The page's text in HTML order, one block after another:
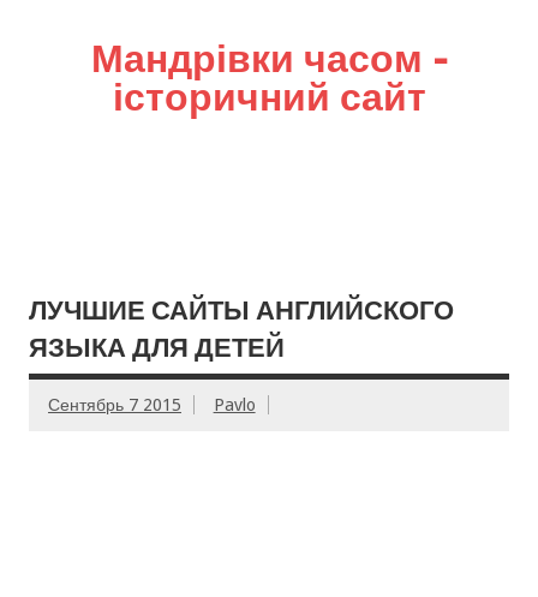
Мандрівки часом –
історичний сайт
ЛУЧШИЕ САЙТЫ АНГЛИЙСКОГО
ЯЗЫКА ДЛЯ ДЕТЕЙ
Сентябрь 7 2015 Pavlo